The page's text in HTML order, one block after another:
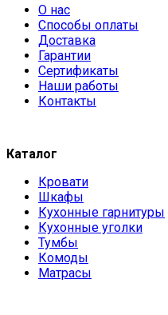
О нас
Способы оплаты
Доставка
Гарантии
Сертификаты
Наши работы
Контакты
Каталог
Кровати
Шкафы
Кухонные гарнитуры
Кухонные уголки
Тумбы
Комоды
Матрасы